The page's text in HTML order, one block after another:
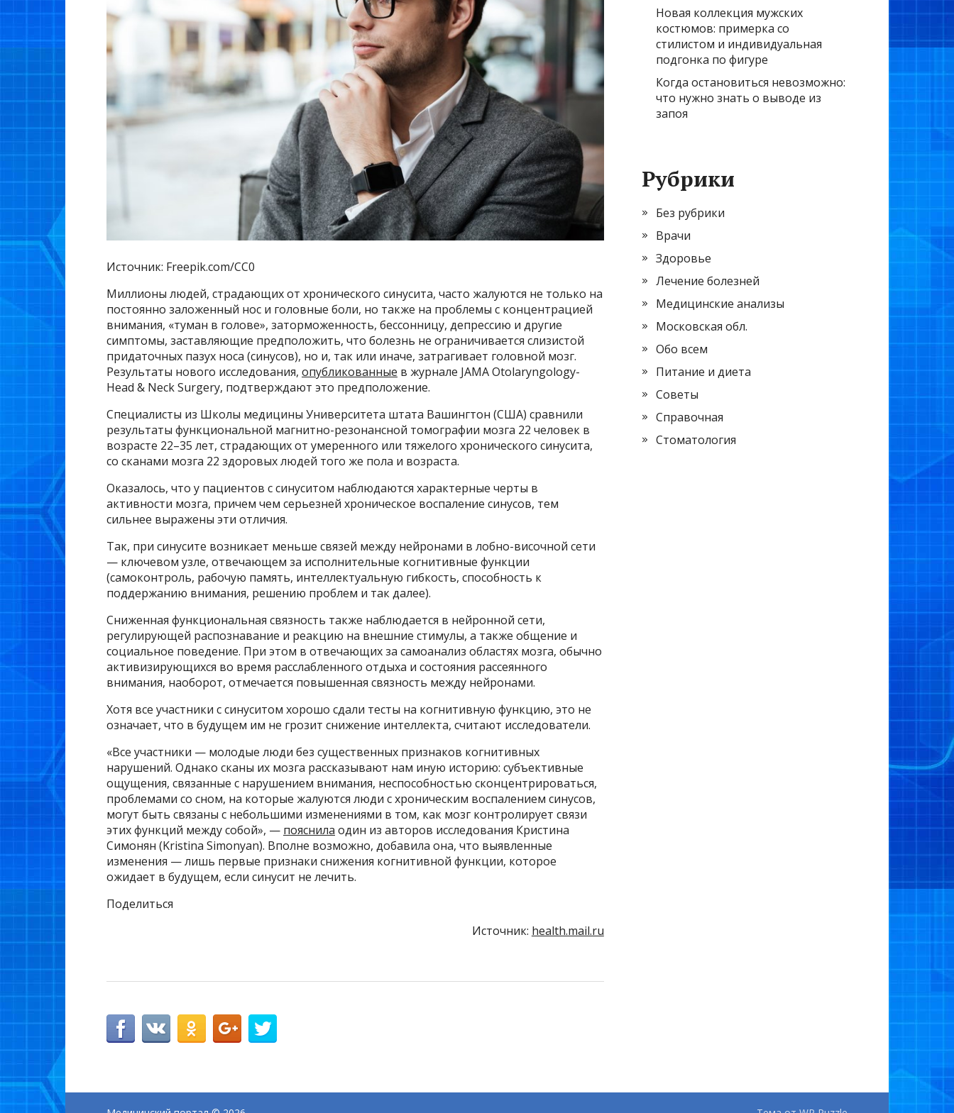
Источник: Freepik.com/CC0
Миллионы людей, страдающих от хронического синусита, часто жалуются не только на
постоянно заложенный нос и головные боли, но также на проблемы с концентрацией
внимания, «туман в голове», заторможенность, бессонницу, депрессию и другие
симптомы, заставляющие предположить, что болезнь не ограничивается слизистой
придаточных пазух носа (синусов), но и, так или иначе, затрагивает головной мозг.
Результаты нового исследования, опубликованные в журнале JAMA Otolaryngology-
Head & Neck Surgery, подтверждают это предположение.
Специалисты из Школы медицины Университета штата Вашингтон (США) сравнили
результаты функциональной магнитно-резонансной томографии мозга 22 человек в
возрасте 22–35 лет, страдающих от умеренного или тяжелого хронического синусита,
со сканами мозга 22 здоровых людей того же пола и возраста.
Оказалось, что у пациентов с синуситом наблюдаются характерные черты в
активности мозга, причем чем серьезней хроническое воспаление синусов, тем
сильнее выражены эти отличия.
Так, при синусите возникает меньше связей между нейронами в лобно-височной сети
— ключевом узле, отвечающем за исполнительные когнитивные функции
(самоконтроль, рабочую память, интеллектуальную гибкость, способность к
поддержанию внимания, решению проблем и так далее).
Сниженная функциональная связность также наблюдается в нейронной сети,
регулирующей распознавание и реакцию на внешние стимулы, а также общение и
социальное поведение. При этом в отвечающих за самоанализ областях мозга, обычно
активизирующихся во время расслабленного отдыха и состояния рассеянного
внимания, наоборот, отмечается повышенная связность между нейронами.
Хотя все участники с синуситом хорошо сдали тесты на когнитивную функцию, это не
означает, что в будущем им не грозит снижение интеллекта, считают исследователи.
«Все участники — молодые люди без существенных признаков когнитивных
нарушений. Однако сканы их мозга рассказывают нам иную историю: субъективные
ощущения, связанные с нарушением внимания, неспособностью сконцентрироваться,
проблемами со сном, на которые жалуются люди с хроническим воспалением синусов,
могут быть связаны с небольшими изменениями в том, как мозг контролирует связи
этих функций между собой», — пояснила один из авторов исследования Кристина
Симонян (Kristina Simonyan). Вполне возможно, добавила она, что выявленные
изменения — лишь первые признаки снижения когнитивной функции, которое
ожидает в будущем, если синусит не лечить.
Поделиться
Источник: health.mail.ru
Новая коллекция мужских
костюмов: примерка со
стилистом и индивидуальная
подгонка по фигуре
Когда остановиться невозможно:
что нужно знать о выводе из
запоя
Рубрики
Без рубрики
Врачи
Здоровье
Лечение болезней
Медицинские анализы
Московская обл.
Обо всем
Питание и диета
Советы
Справочная
Стоматология